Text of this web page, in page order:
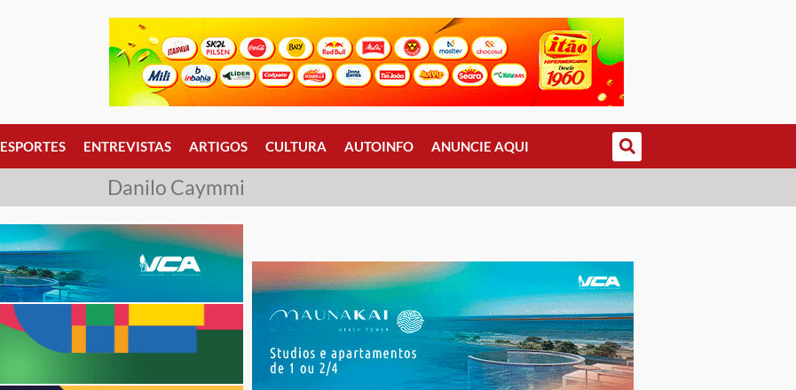
ESPORTES ENTREVISTAS ARTIGOS CULTURA AUTOINFO ANUNCIE AQUI
Danilo Caymmi